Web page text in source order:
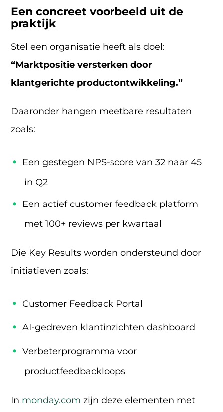
Een concreet voorbeeld uit de
praktijk
Stel een organisatie heeft als doel:
“Marktpositie versterken door
klantgerichte productontwikkeling.”
Daaronder hangen meetbare resultaten
zoals:
Een gestegen NPS-score van 32 naar 45
in Q2
Een actief customer feedback platform
met 100+ reviews per kwartaal
Die Key Results worden ondersteund door
initiatieven zoals:
Customer Feedback Portal
AI-gedreven klantinzichten dashboard
Verbeterprogramma voor
productfeedbackloops
In monday.com zijn deze elementen met